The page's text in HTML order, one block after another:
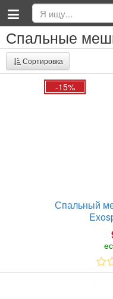
Спальные
Сортировка
-15%
Спальный